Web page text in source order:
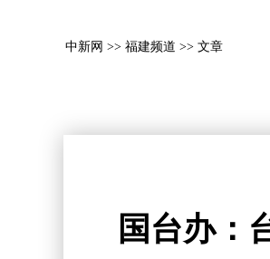
中新网 >> 福建频道 >> 文章
国台办：